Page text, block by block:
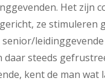
Het zijn
ze stimuleren
steeds
kent de man wat